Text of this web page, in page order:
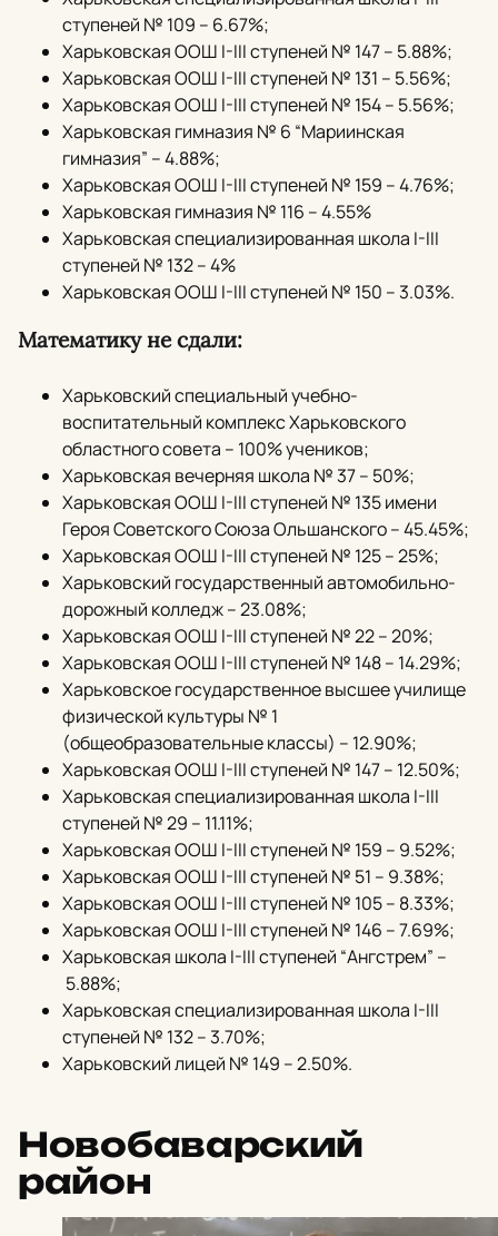
ступеней № 109 – 6.67%;
Харьковская ООШ I-III ступеней № 147 – 5.88%;
Харьковская ООШ I-III ступеней № 131 – 5.56%;
Харьковская ООШ I-III ступеней № 154 – 5.56%;
Харьковская гимназия № 6 “Мариинская
гимназия” – 4.88%;
Харьковская ООШ I-III ступеней № 159 – 4.76%;
Харьковская гимназия № 116 – 4.55%
Харьковская специализированная школа I-III
ступеней № 132 – 4%
Харьковская ООШ I-III ступеней № 150 – 3.03%.
Математику не сдали:
Харьковский специальный учебно-
воспитательный комплекс Харьковского
областного совета – 100% учеников;
Харьковская вечерняя школа № 37 – 50%;
Харьковская ООШ I-III ступеней № 135 имени
Героя Советского Союза Ольшанского – 45.45%;
Харьковская ООШ I-III ступеней № 125 – 25%;
Харьковский государственный автомобильно-
дорожный колледж – 23.08%;
Харьковская ООШ I-III ступеней № 22 – 20%;
Харьковская ООШ I-III ступеней № 148 – 14.29%;
Харьковское государственное высшее училище
физической культуры № 1
(общеобразовательные классы) – 12.90%;
Харьковская ООШ I-III ступеней № 147 – 12.50%;
Харьковская специализированная школа I-III
ступеней № 29 – 11.11%;
Харьковская ООШ I-III ступеней № 159 – 9.52%;
Харьковская ООШ I-III ступеней № 51 – 9.38%;
Харьковская ООШ I-III ступеней № 105 – 8.33%;
Харьковская ООШ I-III ступеней № 146 – 7.69%;
Харьковская школа I-III ступеней “Ангстрем” –
5.88%;
Харьковская специализированная школа I-III
ступеней № 132 – 3.70%;
Харьковский лицей № 149 – 2.50%.
Новобаварский
район